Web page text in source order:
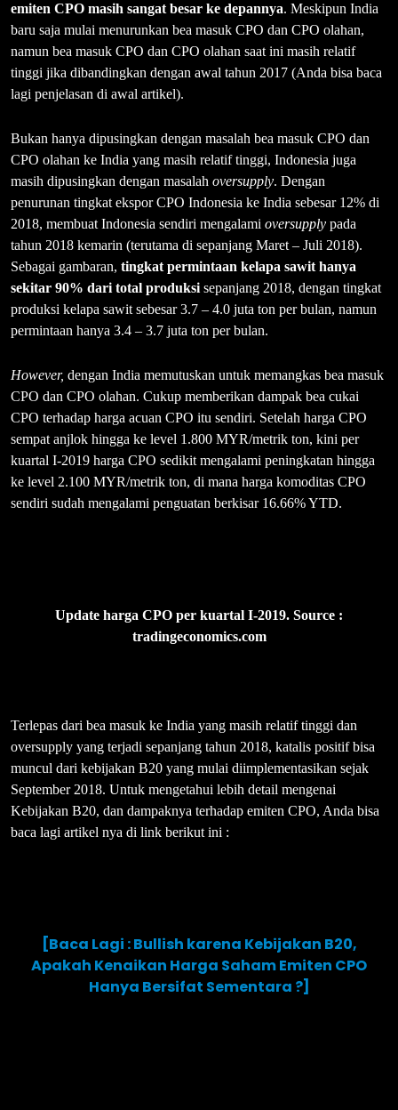
emiten CPO masih sangat besar ke depannya. Meskipun India
baru saja mulai menurunkan bea masuk CPO dan CPO olahan,
namun bea masuk CPO dan CPO olahan saat ini masih relatif
tinggi jika dibandingkan dengan awal tahun 2017 (Anda bisa baca
lagi penjelasan di awal artikel).
Bukan hanya dipusingkan dengan masalah bea masuk CPO dan
CPO olahan ke India yang masih relatif tinggi, Indonesia juga
masih dipusingkan dengan masalah oversupply. Dengan
penurunan tingkat ekspor CPO Indonesia ke India sebesar 12% di
2018, membuat Indonesia sendiri mengalami oversupply pada
tahun 2018 kemarin (terutama di sepanjang Maret – Juli 2018).
Sebagai gambaran, tingkat permintaan kelapa sawit hanya
sekitar 90% dari total produksi sepanjang 2018, dengan tingkat
produksi kelapa sawit sebesar 3.7 – 4.0 juta ton per bulan, namun
permintaan hanya 3.4 – 3.7 juta ton per bulan.
However, dengan India memutuskan untuk memangkas bea masuk
CPO dan CPO olahan. Cukup memberikan dampak bea cukai
CPO terhadap harga acuan CPO itu sendiri. Setelah harga CPO
sempat anjlok hingga ke level 1.800 MYR/metrik ton, kini per
kuartal I-2019 harga CPO sedikit mengalami peningkatan hingga
ke level 2.100 MYR/metrik ton, di mana harga komoditas CPO
sendiri sudah mengalami penguatan berkisar 16.66% YTD.
Update harga CPO per kuartal I-2019. Source :
tradingeconomics.com
Terlepas dari bea masuk ke India yang masih relatif tinggi dan
oversupply yang terjadi sepanjang tahun 2018, katalis positif bisa
muncul dari kebijakan B20 yang mulai diimplementasikan sejak
September 2018. Untuk mengetahui lebih detail mengenai
Kebijakan B20, dan dampaknya terhadap emiten CPO, Anda bisa
baca lagi artikel nya di link berikut ini :
[Baca Lagi : Bullish karena Kebijakan B20,
Apakah Kenaikan Harga Saham Emiten CPO
Hanya Bersifat Sementara ?]